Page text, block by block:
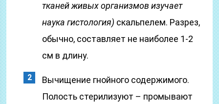
тканей живых организмов изучает
наука гистология) скальпелем. Разрез,
обычно, составляет не наиболее 1-2
см в длину.
Вычищение гнойного содержимого.
Полость стерилизуют – промывают